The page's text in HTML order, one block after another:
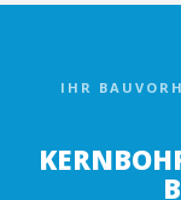
IHR